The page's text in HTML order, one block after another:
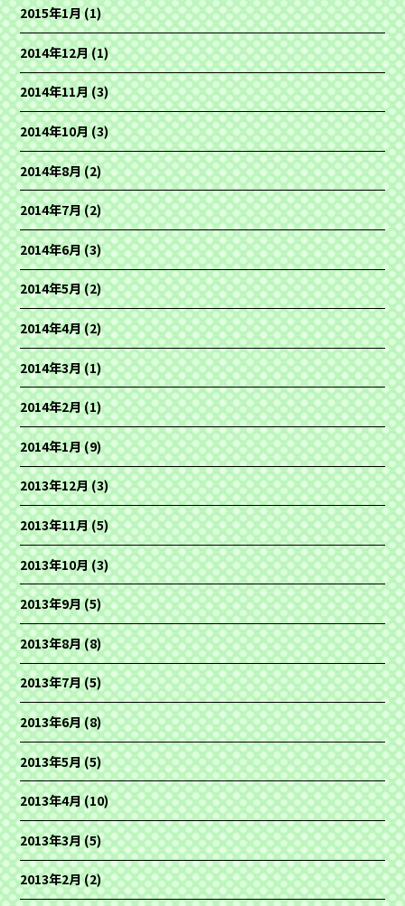
2015年1月(1)
2014年12月(1)
2014年11月(3)
2014年10月(3)
2014年8月(2)
2014年7月(2)
2014年6月(3)
2014年5月(2)
2014年4月(2)
2014年3月(1)
2014年2月(1)
2014年1月(9)
2013年12月(3)
2013年11月(5)
2013年10月(3)
2013年9月(5)
2013年8月(8)
2013年7月(5)
2013年6月(8)
2013年5月(5)
2013年4月(10)
2013年3月(5)
2013年2月(2)